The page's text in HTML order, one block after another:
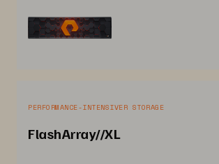
PERFORMANCE-INTENSIVER STORAGE
FlashArray//XL